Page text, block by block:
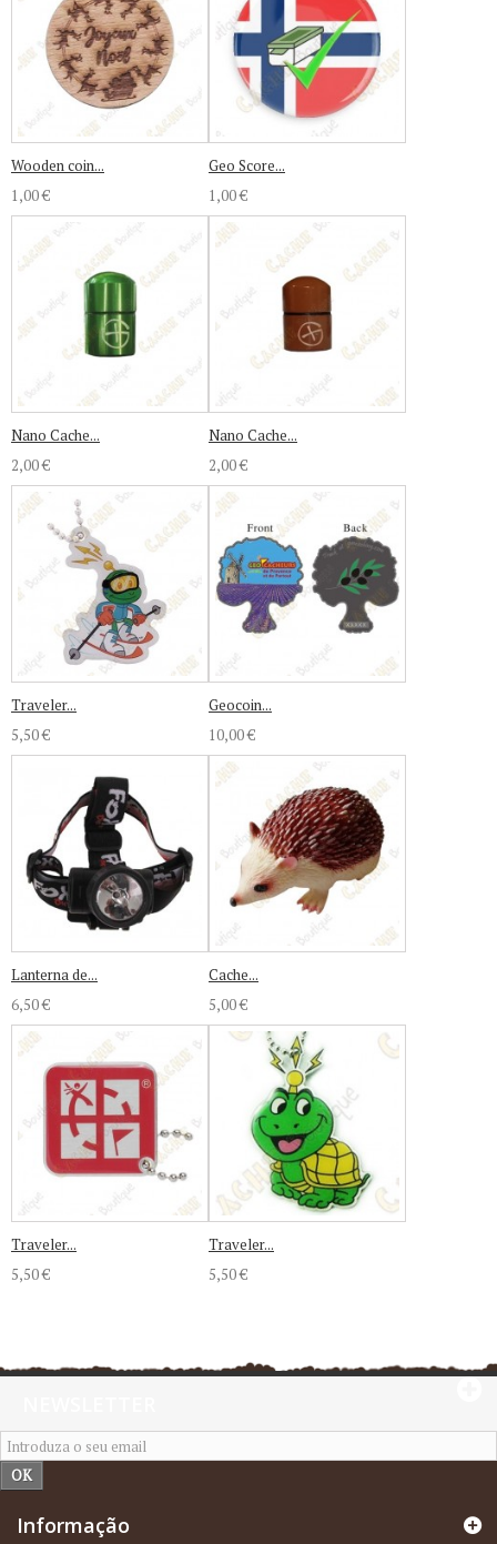
Wooden coin...
1,00 €
Geo Score...
1,00 €
Nano Cache...
2,00 €
Nano Cache...
2,00 €
Traveler...
5,50 €
Geocoin...
10,00 €
Lanterna de...
6,50 €
Cache...
5,00 €
Traveler...
5,50 €
Traveler...
5,50 €
OK
Informação